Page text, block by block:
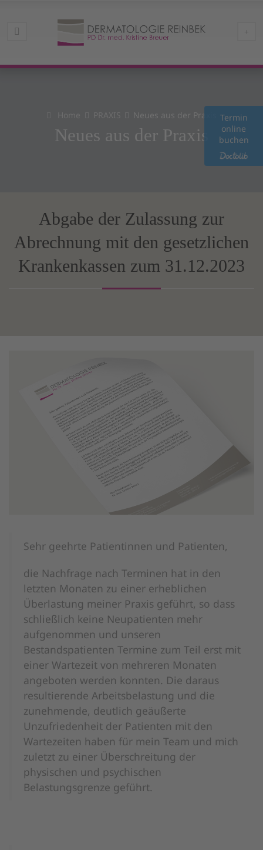
Termin
online
buchen
Home PRAXIS Neues aus der Praxis
Neues aus der Praxis
Abgabe der Zulassung zur
Abrechnung mit den gesetzlichen
Krankenkassen zum 31.12.2023
Sehr geehrte Patientinnen und Patienten,
die Nachfrage nach Terminen hat in den
letzten Monaten zu einer erheblichen
Überlastung meiner Praxis geführt, so dass
schließlich keine Neupatienten mehr
aufgenommen und unseren
Bestandspatienten Termine zum Teil erst mit
einer Wartezeit von mehreren Monaten
angeboten werden konnten. Die daraus
resultierende Arbeitsbelastung und die
zunehmende, deutlich geäußerte
Unzufriedenheit der Patienten mit den
Wartezeiten haben für mein Team und mich
zuletzt zu einer Überschreitung der
physischen und psychischen
Belastungsgrenze geführt.